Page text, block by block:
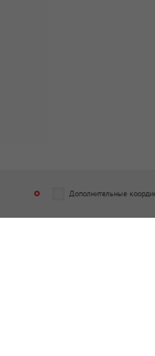
Дополнительные